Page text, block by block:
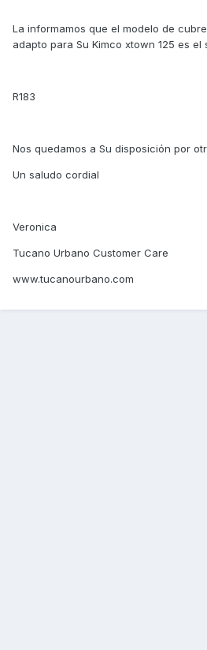
La informamos que el modelo de
adapto para Su Kimco xtown 125 es el
R183
Nos quedamos a Su disposición por
Un saludo cordial
Veronica
Tucano Urbano Customer Care
www.tucanourbano.com